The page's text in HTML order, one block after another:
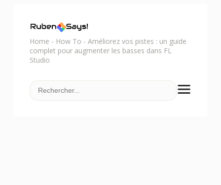
Home - How To - Améliorez vos pistes : un guide
complet pour augmenter les basses dans FL
Studio